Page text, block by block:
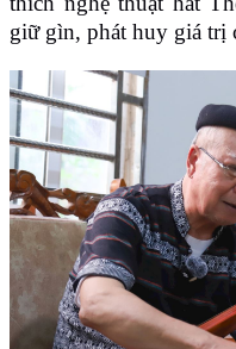
giữ gìn, phát huy giá trị